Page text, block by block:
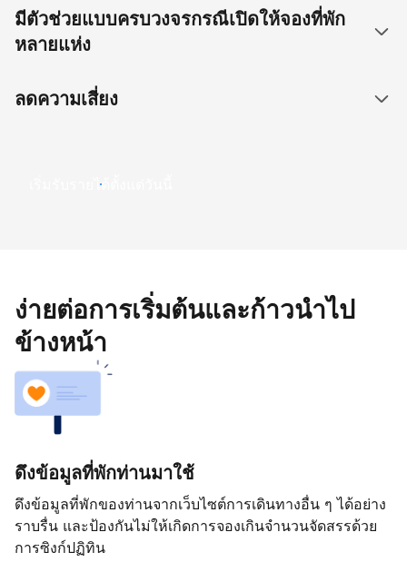
มีตัวช่วยแบบครบวงจรกรณีเปิดให้จองที่พัก
หลายแห่ง
ลดความเสี่ยง
เริ่มรับรายได้ตั้งแต่วันนี้
ง่ายต่อการเริ่มต้นและก้าวนำไป
ข้างหน้า
ดึงข้อมูลที่พักท่านมาใช้
ดึงข้อมูลที่พักของท่านจากเว็บไซต์การเดินทางอื่น ๆ ได้อย่าง
ราบรื่น และป้องกันไม่ให้เกิดการจองเกินจำนวนจัดสรรด้วย
การซิงก์ปฏิทิน